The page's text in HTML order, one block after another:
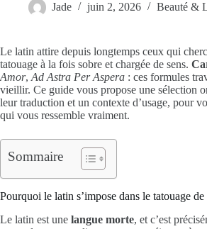
Jade juin 2, 2026 Beauté &
Le latin attire depuis longtemps ceux qui
tatouage à la fois sobre et chargée de sens.
Amor, Ad Astra Per Aspera : ces formules
vieillir. Ce guide vous propose une sélection
leur traduction et un contexte d’usage, pour
qui vous ressemble vraiment.
Sommaire
Pourquoi le latin s’impose dans le tatouage de
Le latin est une langue morte, et c’est